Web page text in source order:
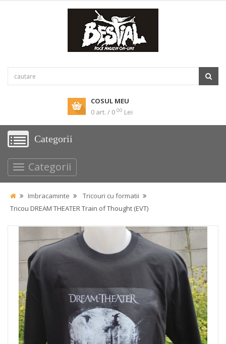
COSUL MEU
0 art. / 0 00 Lei
Categorii
Categorii
Imbracaminte
Tricouri cu formatii
Tricou DREAM THEATER Train of Thought (EVT)